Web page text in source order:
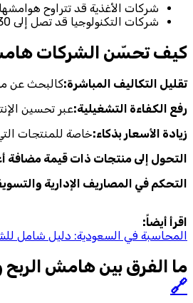
شركات الأغذية قد تتراوح هوامشها
شركات التكنولوجيا قد تصل إلى 30% وأكثر.
كيف تحسّن الشركات
تقليل التكاليف المباشرة:كالبحث عن
رفع الكفاءة التشغيلية:عبر تحسين
زيادة الأسعار بذكاء:خاصة للمنتجات
التحول إلى منتجات ذات قيمة مضافة
التحكم في المصاريف الإدارية
اقرأ أيضاً:
المحاسبة في السعودية: دليل شامل
ما الفرق بين هامش الربح
🔗